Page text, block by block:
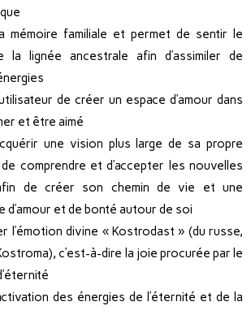
mémoire familiale et permet de sentir le
la lignée ancestrale afin d’assimiler de
de créer un espace d’amour dans
et être aimé
une vision plus large de sa propre
comprendre et d’accepter les nouvelles
de créer son chemin de vie et une
d’amour et de bonté autour de soi
l’émotion divine « Kostrodast » (du russe,
c’est-à-dire la joie procurée par le
des énergies de l’éternité et de la